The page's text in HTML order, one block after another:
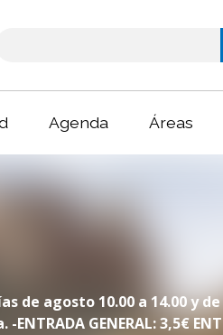
Agenda Áreas
agosto 10.00 a 14.00 y de
GENERAL: 3,5€